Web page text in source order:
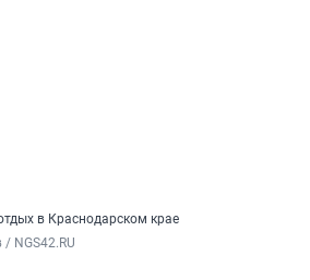
в Краснодарском крае
NGS42.RU